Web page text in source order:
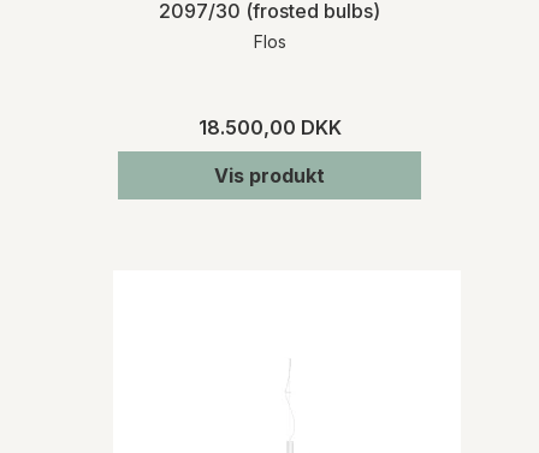
2097/30 (frosted bulbs)
Flos
18.500,00 DKK
Vis produkt